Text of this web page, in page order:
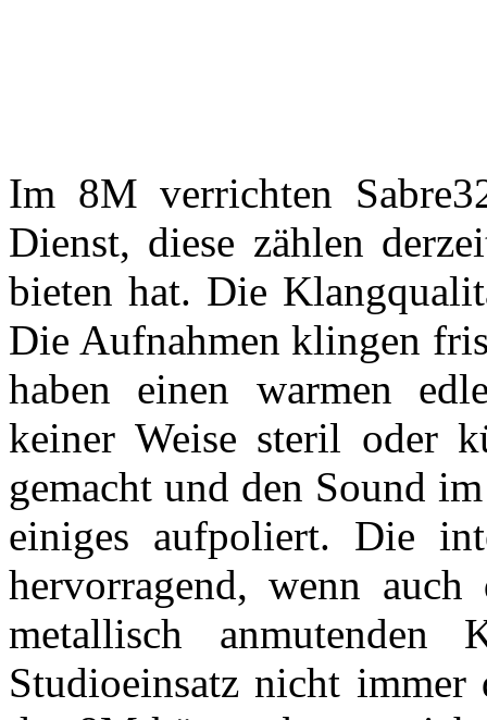
Im 8M verrichten
Dienst, diese zählen
bieten hat. Die
Die Aufnahmen klingen
haben einen warmen
keiner Weise steril oder
gemacht und den Sound
einiges aufpoliert. Die
hervorragend, wenn
metallisch
Studioeinsatz nicht